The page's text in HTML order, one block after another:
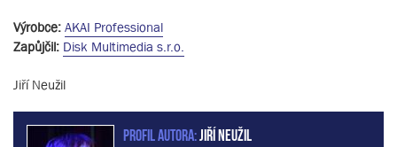
Výrobce: AKAI Professional
Zapůjčil: Disk Multimedia s.r.o.
Jiří Neužil
PROFIL AUTORA: Jiří Neužil